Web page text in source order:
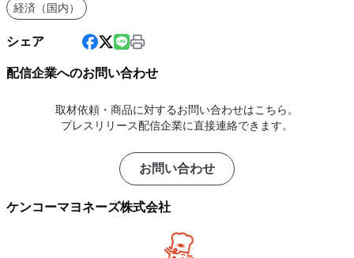
経済（国内）
シェア
配信企業へのお問い合わせ
取材依頼・商品に対するお問い合わせはこちら。
プレスリリース配信企業に直接連絡できます。
お問い合わせ
ケンコーマヨネーズ株式会社